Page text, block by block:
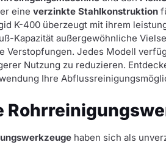
eine verzinkte Stahlkonstruktion
K-400 überzeugt mit ihrem
Kapazität außergewöhnliche
Verstopfungen. Jedes Modell
Nutzung zu reduzieren.
Ihre
haben sich als